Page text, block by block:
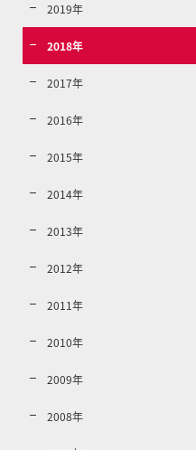
2019年
2018年
2017年
2016年
2015年
2014年
2013年
2012年
2011年
2010年
2009年
2008年